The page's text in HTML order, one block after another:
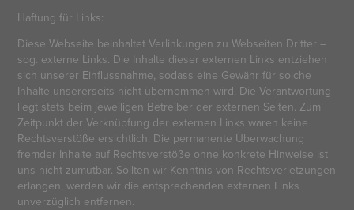
Haftung für Links:
Diese Webseite beinhaltet Verlinkungen zu Webseiten Dritter –
sog. externe Links. Die Inhalte dieser externen Links entziehen
sich unserer Einflussnahme, sodass eine Gewähr für solche
Inhalte unsererseits nicht übernommen wird. Die Verantwortung
liegt stets beim jeweiligen Betreiber der externen Seiten. Zum
Zeitpunkt der Verknüpfung der externen Links waren keine
Rechtsverstöße ersichtlich. Die permanente Überwachung
fremder Inhalte auf Rechtsverstöße ohne konkrete Hinweise ist
uns nicht zumutbar. Sollten wir Kenntnis von Rechtsverletzungen
erlangen, werden wir die entsprechenden externen Links
unverzüglich entfernen.